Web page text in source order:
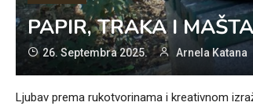
PAPIR, TRAKA I
26. Septembra 2025. Arnela Katana
Ljubav prema rukotvorinama i kreativnom